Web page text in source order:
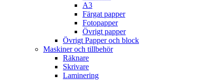
A3
Färgat papper
Fotopapper
Övrigt papper
Övrigt Papper och block
Maskiner och tillbehör
Räknare
Skrivare
Laminering